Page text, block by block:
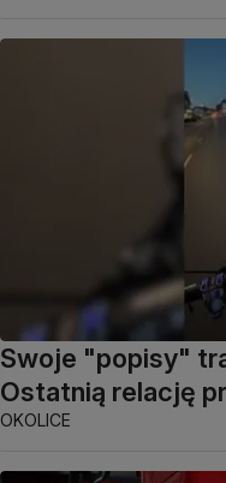
Swoje "popisy"
Ostatnią relację
OKOLICE